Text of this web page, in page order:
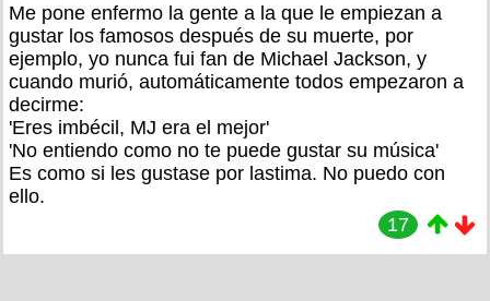
Me pone enfermo la gente a la que le empiezan a
gustar los famosos después de su muerte, por
ejemplo, yo nunca fui fan de Michael Jackson, y
cuando murió, automáticamente todos empezaron a
decirme:
'Eres imbécil, MJ era el mejor'
'No entiendo como no te puede gustar su música'
Es como si les gustase por lastima. No puedo con
ello.
17